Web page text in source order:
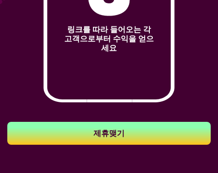
링크를 따라 들어오는 각
고객으로부터 수익을 얻으
세요
제휴맺기